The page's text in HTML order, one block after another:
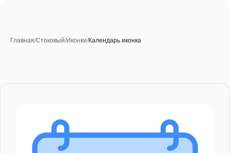
Главная/Стоковый/Иконки/Календарь иконка